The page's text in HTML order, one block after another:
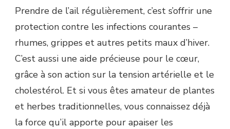
Prendre de l’ail régulièrement, c’est s’offrir une
protection contre les infections courantes –
rhumes, grippes et autres petits maux d’hiver.
C’est aussi une aide précieuse pour le cœur,
grâce à son action sur la tension artérielle et le
cholestérol. Et si vous êtes amateur de plantes
et herbes traditionnelles, vous connaissez déjà
la force qu’il apporte pour apaiser les